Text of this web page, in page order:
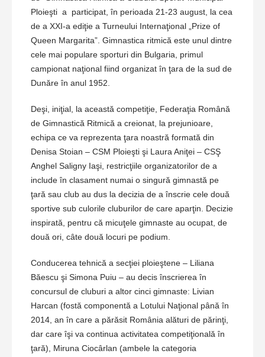
Ploieşti a participat, în perioada 21-23 august, la cea
de a XXI-a ediţie a Turneului Internaţional „Prize of
Queen Margarita”. Gimnastica ritmică este unul dintre
cele mai populare sporturi din Bulgaria, primul
campionat naţional fiind organizat în ţara de la sud de
Dunăre în anul 1952.
Deşi, iniţial, la această competiţie, Federaţia Română
de Gimnastică Ritmică a creionat, la prejunioare,
echipa ce va reprezenta ţara noastră formată din
Denisa Stoian – CSM Ploieşti şi Laura Aniţei – CSŞ
Anghel Saligny Iaşi, restricţiile organizatorilor de a
include în clasament numai o singură gimnastă pe
ţară sau club au dus la decizia de a înscrie cele două
sportive sub culorile cluburilor de care aparţin. Decizie
inspirată, pentru că micuţele gimnaste au ocupat, de
două ori, câte două locuri pe podium.
Conducerea tehnică a secţiei ploieştene – Liliana
Băescu şi Simona Puiu – au decis înscrierea în
concursul de cluburi a altor cinci gimnaste: Livian
Harcan (fostă componentă a Lotului Naţional până în
2014, an în care a părăsit România alături de părinţi,
dar care îşi va continua activitatea competiţională în
ţară), Miruna Ciocârlan (ambele la categoria